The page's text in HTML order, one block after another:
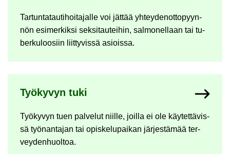
Tar­tun­ta­tau­ti­hoi­ta­jal­le voi jät­tää yh­tey­den­ot­to­pyyn­
nön esi­mer­kik­si sek­si­tau­tei­hin, sal­mo­nel­laan tai tu­
ber­ku­loo­siin liit­ty­vis­sä asiois­sa.
Työ­ky­vyn tuki
Työ­ky­vyn tuen pal­ve­lut niil­le, joil­la ei ole käy­tet­tä­vis­
sä työ­nan­ta­jan tai opis­ke­lu­pai­kan jär­jes­tä­mää ter­
vey­den­huol­toa.